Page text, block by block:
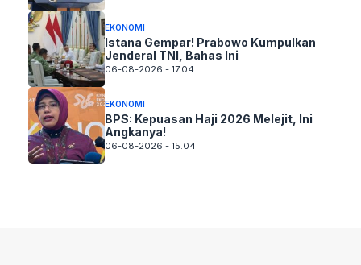
EKONOMI
Istana Gempar! Prabowo Kumpulkan
Jenderal TNI, Bahas Ini
06-08-2026 - 17.04
EKONOMI
BPS: Kepuasan Haji 2026 Melejit, Ini
Angkanya!
06-08-2026 - 15.04